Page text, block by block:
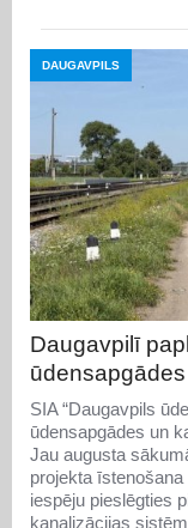
DAUGAVPILS
Daugavpilī
SIA “Daugavpils
ūdensapgādes un
Jau augusta
projekta
iespēju pieslēgties
kanalizācijas